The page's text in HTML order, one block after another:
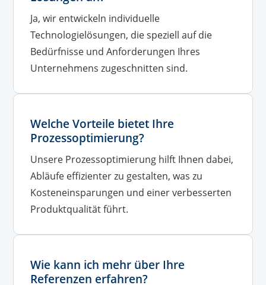
Ja, wir entwickeln individuelle
Technologielösungen, die speziell auf die
Bedürfnisse und Anforderungen Ihres
Unternehmens zugeschnitten sind.
Welche Vorteile bietet Ihre
Prozessoptimierung?
Unsere Prozessoptimierung hilft Ihnen dabei,
Abläufe effizienter zu gestalten, was zu
Kosteneinsparungen und einer verbesserten
Produktqualität führt.
Wie kann ich mehr über Ihre
Referenzen erfahren?